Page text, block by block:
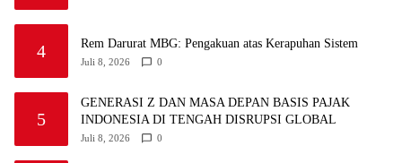
4 Rem Darurat MBG: Pengakuan atas Kerapuhan Sistem
Juli 8, 2026 0
5
GENERASI Z DAN MASA DEPAN BASIS PAJAK
INDONESIA DI TENGAH DISRUPSI GLOBAL
Juli 8, 2026 0